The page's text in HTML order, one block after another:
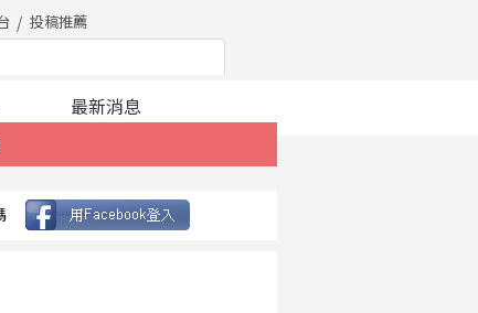
投稿推薦
最新消息